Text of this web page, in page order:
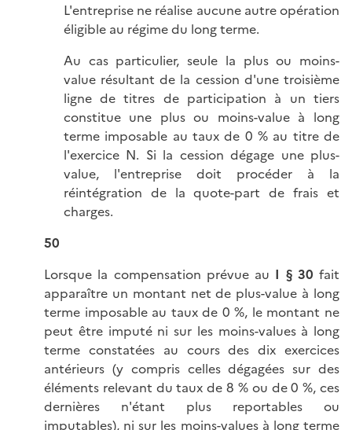
L'entreprise ne réalise aucune autre opération
éligible au régime du long terme.
Au cas particulier, seule la plus ou moins-
value résultant de la cession d'une troisième
ligne de titres de participation à un tiers
constitue une plus ou moins-value à long
terme imposable au taux de 0 % au titre de
l'exercice N. Si la cession dégage une plus-
value, l'entreprise doit procéder à la
réintégration de la quote-part de frais et
charges.
50
Lorsque la compensation prévue au I § 30 fait
apparaître un montant net de plus-value à long
terme imposable au taux de 0 %, le montant ne
peut être imputé ni sur les moins-values à long
terme constatées au cours des dix exercices
antérieurs (y compris celles dégagées sur des
éléments relevant du taux de 8 % ou de 0 %, ces
dernières n'étant plus reportables ou
imputables), ni sur les moins-values à long terme